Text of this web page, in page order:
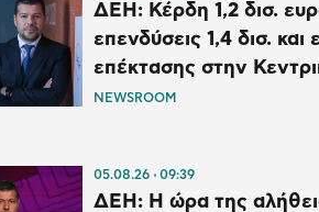
ΔΕΗ: Κέρδη 1,2 δισ.
επενδύσεις 1,4 δισ. και
επέκτασης στην
NEWSROOM
05.08.26 09:39
ΔΕΗ: Η ώρα της